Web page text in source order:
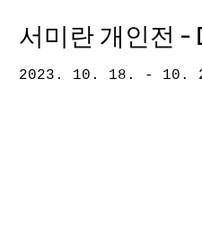
서미란 개인전 -
2023. 10.